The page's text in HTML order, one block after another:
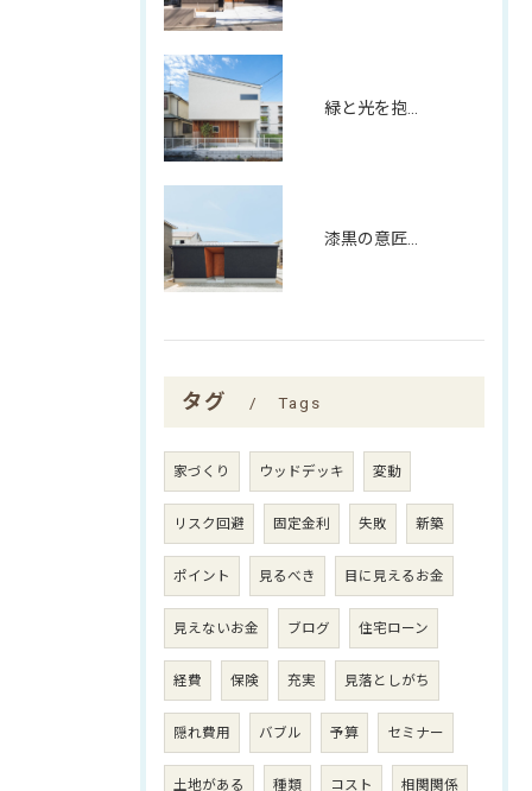
緑と光を抱く、螺旋階段のある家
漆黒の意匠と、木目の温もりが響き合う平屋
タグ Tags
家づくり ウッドデッキ 変動
リスク回避 固定金利 失敗 新築
ポイント 見るべき 目に見えるお金
見えないお金 ブログ 住宅ローン
経費 保険 充実 見落としがち
隠れ費用 バブル 予算 セミナー
土地がある 種類 コスト 相関関係